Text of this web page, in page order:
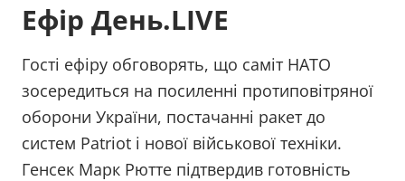
Ефір День.LIVE
Гості ефіру обговорять, що саміт НАТО
зосередиться на посиленні протиповітряної
оборони України, постачанні ракет до
систем Patriot і нової військової техніки.
Генсек Марк Рютте підтвердив готовність